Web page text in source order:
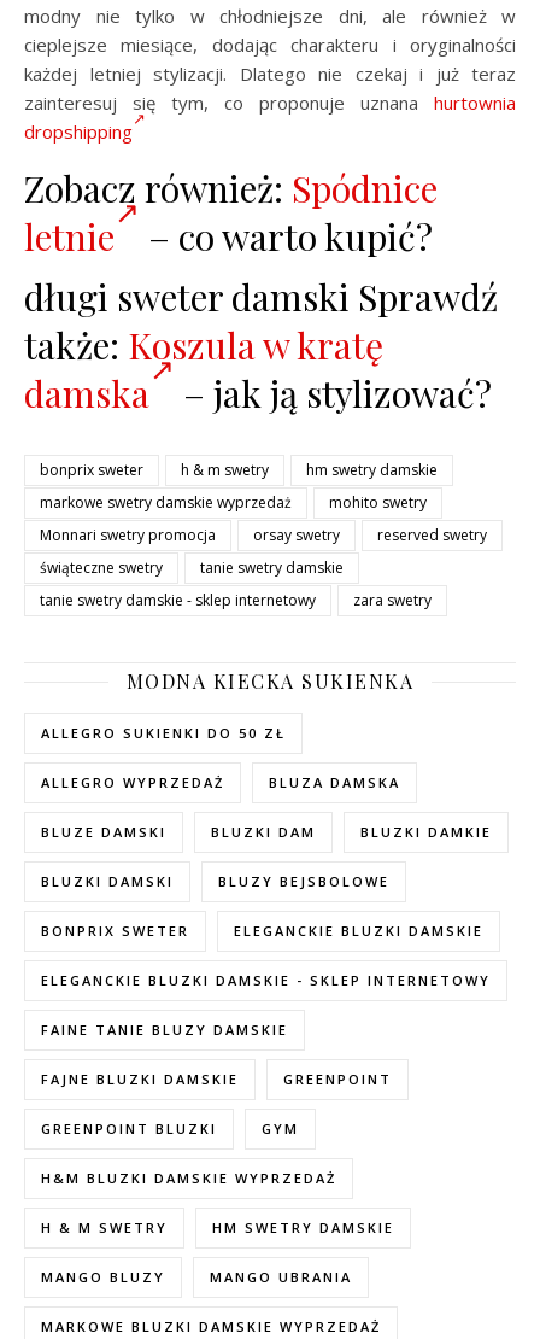
modny nie tylko w chłodniejsze dni, ale również w
cieplejsze miesiące, dodając charakteru i oryginalności
każdej letniej stylizacji. Dlatego nie czekaj i już teraz
zainteresuj się tym, co proponuje uznana hurtownia
dropshipping
Zobacz również: Spódnice
letnie
– co warto kupić?
długi sweter damski Sprawdź
także: Koszula w kratę
damska
– jak ją stylizować?
bonprix sweter h & m swetry
hm swetry damskie
markowe swetry damskie wyprzedaż
mohito swetry
Monnari swetry promocja
orsay swetry
reserved swetry
świąteczne swetry
tanie swetry damskie
tanie swetry damskie - sklep internetowy
zara swetry
MODNA KIECKA SUKIENKA
ALLEGRO SUKIENKI DO 50 ZŁ
ALLEGRO WYPRZEDAŻ BLUZA DAMSKA
BLUZE DAMSKI BLUZKI DAM BLUZKI DAMKIE
BLUZKI DAMSKI BLUZY BEJSBOLOWE
BONPRIX SWETER ELEGANCKIE BLUZKI DAMSKIE
ELEGANCKIE BLUZKI DAMSKIE - SKLEP INTERNETOWY
FAINE TANIE BLUZY DAMSKIE
FAJNE BLUZKI DAMSKIE GREENPOINT
GREENPOINT BLUZKI GYM
H&M BLUZKI DAMSKIE WYPRZEDAŻ
H & M SWETRY HM SWETRY DAMSKIE
MANGO BLUZY MANGO UBRANIA
MARKOWE BLUZKI DAMSKIE WYPRZEDAŻ